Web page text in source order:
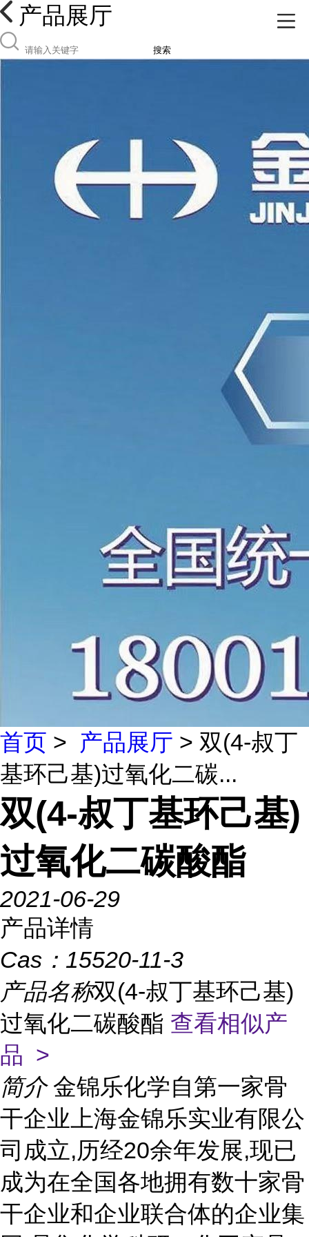
产品展厅
搜索
首页 > 产品展厅 > 双(4-叔丁
基环己基)过氧化二碳...
双(4-叔丁基环己基)
过氧化二碳酸酯
2021-06-29
产品详情
Cas： 15520-11-3
产品名称双(4-叔丁基环己基)
过氧化二碳酸酯 查看相似产
品 >
简介 金锦乐化学自第一家骨
干企业上海金锦乐实业有限公
司成立,历经20余年发展,现已
成为在全国各地拥有数十家骨
干企业和企业联合体的企业集